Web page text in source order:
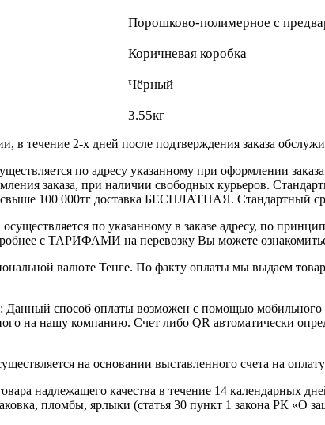
Порошково-полимерное с
Коричневая коробка
Чёрный
3.55кг
в течение 2-х дней после подтверждения заказа
по адресу указанному при оформлении
заказа, при наличии свободных курьеров.
, свыше 100 000тг доставка БЕСПЛАТНАЯ. Стандартный
осуществляется по указанному в заказе адресу, по
с ТАРИФАМИ на перевозку Вы можете
валюте Тенге. По факту оплаты мы выдаем
: Данный способ оплаты возможен с помощью
на нашу компанию. Счет либо QR автоматически
на основании выставленного счета на
надлежащего качества в течение 14 календарных
пломбы, ярлыки (статья 30 пункт 1 закона РК «О